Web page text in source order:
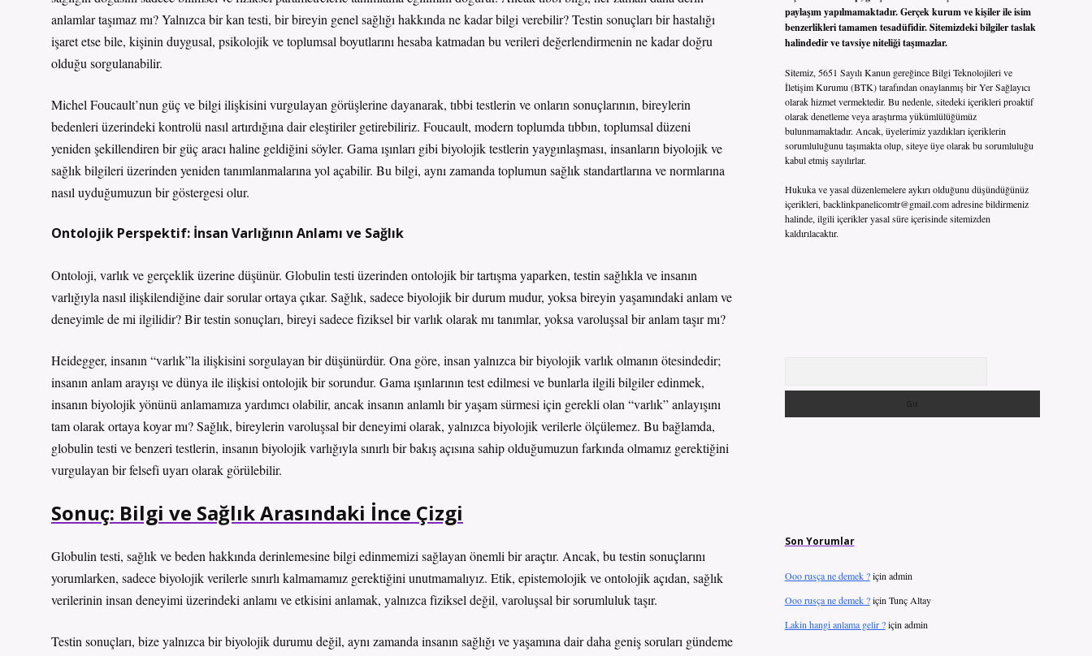
anlamlar taşımaz mı? Yalnızca bir kan testi, bir bireyin genel sağlığı hakkında ne kadar bilgi verebilir? Testin sonuçları bir hastalığı
işaret etse bile, kişinin duygusal, psikolojik ve toplumsal boyutlarını hesaba katmadan bu verileri değerlendirmenin ne kadar doğru
olduğu sorgulanabilir.
Michel Foucault’nun güç ve bilgi ilişkisini vurgulayan görüşlerine dayanarak, tıbbi testlerin ve onların sonuçlarının, bireylerin
bedenleri üzerindeki kontrolü nasıl artırdığına dair eleştiriler getirebiliriz. Foucault, modern toplumda tıbbın, toplumsal düzeni
yeniden şekillendiren bir güç aracı haline geldiğini söyler. Gama ışınları gibi biyolojik testlerin yaygınlaşması, insanların biyolojik ve
sağlık bilgileri üzerinden yeniden tanımlanmalarına yol açabilir. Bu bilgi, aynı zamanda toplumun sağlık standartlarına ve normlarına
nasıl uyduğumuzun bir göstergesi olur.
Ontolojik Perspektif: İnsan Varlığının Anlamı ve Sağlık
Ontoloji, varlık ve gerçeklik üzerine düşünür. Globulin testi üzerinden ontolojik bir tartışma yaparken, testin sağlıkla ve insanın
varlığıyla nasıl ilişkilendiğine dair sorular ortaya çıkar. Sağlık, sadece biyolojik bir durum mudur, yoksa bireyin yaşamındaki anlam ve
deneyimle de mi ilgilidir? Bir testin sonuçları, bireyi sadece fiziksel bir varlık olarak mı tanımlar, yoksa varoluşsal bir anlam taşır mı?
Heidegger, insanın “varlık”la ilişkisini sorgulayan bir düşünürdür. Ona göre, insan yalnızca bir biyolojik varlık olmanın ötesindedir;
insanın anlam arayışı ve dünya ile ilişkisi ontolojik bir sorundur. Gama ışınlarının test edilmesi ve bunlarla ilgili bilgiler edinmek,
insanın biyolojik yönünü anlamamıza yardımcı olabilir, ancak insanın anlamlı bir yaşam sürmesi için gerekli olan “varlık” anlayışını
tam olarak ortaya koyar mı? Sağlık, bireylerin varoluşsal bir deneyimi olarak, yalnızca biyolojik verilerle ölçülemez. Bu bağlamda,
globulin testi ve benzeri testlerin, insanın biyolojik varlığıyla sınırlı bir bakış açısına sahip olduğumuzun farkında olmamız gerektiğini
vurgulayan bir felsefi uyarı olarak görülebilir.
Sonuç: Bilgi ve Sağlık Arasındaki İnce Çizgi
Globulin testi, sağlık ve beden hakkında derinlemesine bilgi edinmemizi sağlayan önemli bir araçtır. Ancak, bu testin sonuçlarını
yorumlarken, sadece biyolojik verilerle sınırlı kalmamamız gerektiğini unutmamalıyız. Etik, epistemolojik ve ontolojik açıdan, sağlık
verilerinin insan deneyimi üzerindeki anlamı ve etkisini anlamak, yalnızca fiziksel değil, varoluşsal bir sorumluluk taşır.
Testin sonuçları, bize yalnızca bir biyolojik durumu değil, aynı zamanda insanın sağlığı ve yaşamına dair daha geniş soruları gündeme
paylaşım yapılmamaktadır. Gerçek kurum ve kişiler ile isim
benzerlikleri tamamen tesadüfidir. Sitemizdeki bilgiler taslak
halindedir ve tavsiye niteliği taşımazlar.
Sitemiz, 5651 Sayılı Kanun gereğince Bilgi Teknolojileri ve
İletişim Kurumu (BTK) tarafından onaylanmış bir Yer Sağlayıcı
olarak hizmet vermektedir. Bu nedenle, sitedeki içerikleri proaktif
olarak denetleme veya araştırma yükümlülüğümüz
bulunmamaktadır. Ancak, üyelerimiz yazdıkları içeriklerin
sorumluluğunu taşımakta olup, siteye üye olarak bu sorumluluğu
kabul etmiş sayılırlar.
Hukuka ve yasal düzenlemelere aykırı olduğunu düşündüğünüz
içerikleri, backlinkpanelicomtr@gmail.comadresine bildirmeniz
halinde, ilgili içerikler yasal süre içerisinde sitemizden
kaldırılacaktır.
Son Yorumlar
Ooo rusça ne demek ?için admin
Ooo rusça ne demek ?için Tunç Altay
Lakin hangi anlama gelir ?için admin